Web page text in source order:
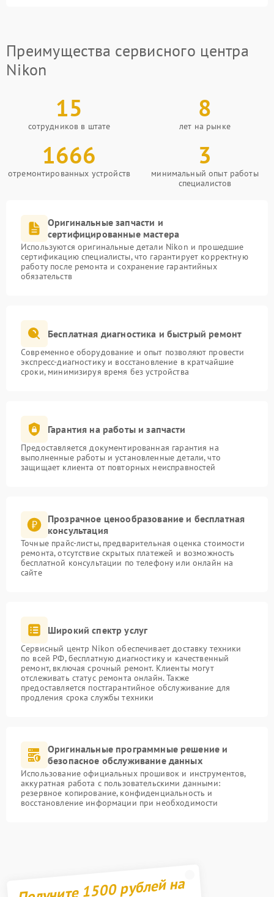
Преимущества сервисного центра
Nikon
15
сотрудников в штате
8
лет на рынке
1666
отремонтированных устройств
3
минимальный опыт работы
специалистов
Оригинальные запчасти и
сертифицированные мастера
Используются оригинальные детали Nikon и прошедшие
сертификацию специалисты, что гарантирует корректную
работу после ремонта и сохранение гарантийных
обязательств
Бесплатная диагностика и быстрый ремонт
Современное оборудование и опыт позволяют провести
экспресс-диагностику и восстановление в кратчайшие
сроки, минимизируя время без устройства
Гарантия на работы и запчасти
Предоставляется документированная гарантия на
выполненные работы и установленные детали, что
защищает клиента от повторных неисправностей
Прозрачное ценообразование и бесплатная
консультация
Точные прайс-листы, предварительная оценка стоимости
ремонта, отсутствие скрытых платежей и возможность
бесплатной консультации по телефону или онлайн на
сайте
Широкий спектр услуг
Сервисный центр Nikon обеспечивает доставку техники
по всей РФ, бесплатную диагностику и качественный
ремонт, включая срочный ремонт. Клиенты могут
отслеживать статус ремонта онлайн. Также
предоставляется постгарантийное обслуживание для
продления срока службы техники
Оригинальные программные решение и
безопасное обслуживание данных
Использование официальных прошивок и инструментов,
аккуратная работа с пользовательскими данными:
резервное копирование, конфиденциальность и
восстановление информации при необходимости